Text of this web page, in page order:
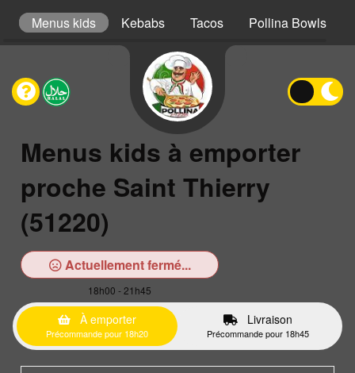
Menus kids Kebabs Tacos Pollina Bowls
Menus kids à emporter
proche Saint Thierry
(51220)
Actuellement fermé...
18h00 - 21h45
À emporter
Précommande pour 18h20
Livraison
Précommande pour 18h45